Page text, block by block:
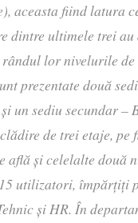
aceasta fiind latura
dintre ultimele trei au
lor nivelurile de
prezentate două
un sediu secundar –
de trei etaje, pe
află şi celelalte două
utilizatori, împărţiţi
şi HR. În